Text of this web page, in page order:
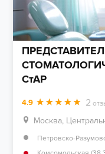
СтАР
4.9 2
Москва,
Петровско-